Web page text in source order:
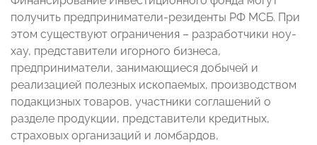
получить предприниматели-резиденты РФ МСБ. При
этом существуют ограничения – разработчики ноу-
хау, представители игорного бизнеса,
предприниматели, занимающиеся добычей и
реализацией полезных ископаемых, производством
подакцизных товаров, участники соглашений о
разделе продукции, представители кредитных,
страховых организаций и ломбардов,